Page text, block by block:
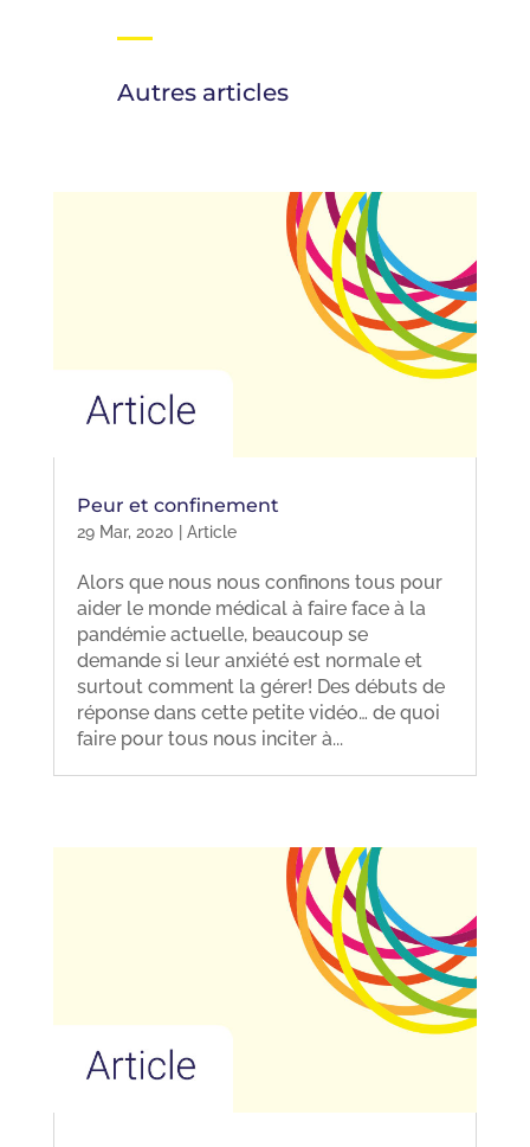
Autres articles
Peur et confinement
29 Mar, 2020 Article
Alors que nous nous confinons tous pour
aider le monde médical à faire face à la
pandémie actuelle, beaucoup se
demande si leur anxiété est normale et
surtout comment la gérer! Des débuts de
réponse dans cette petite vidéo… de quoi
faire pour tous nous inciter à...